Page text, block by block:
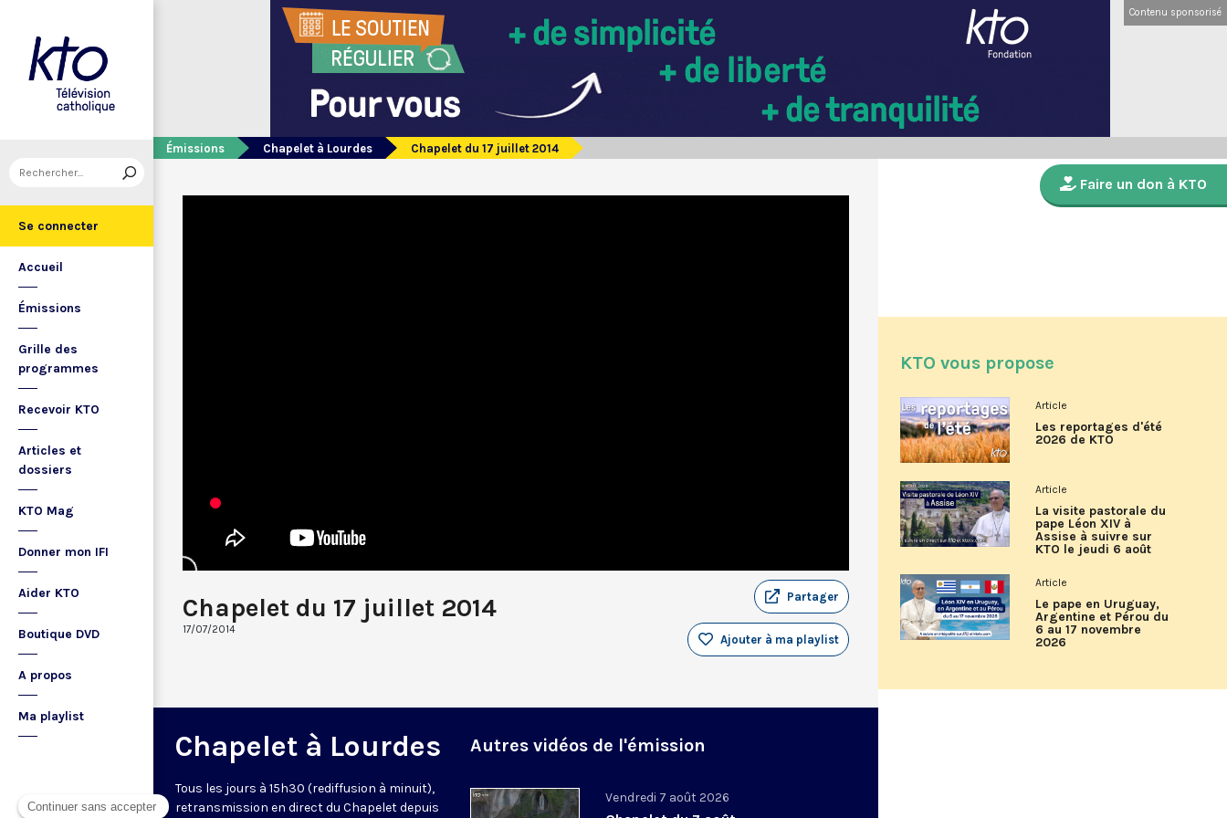
Se connecter
Accueil
Émissions
Grille des
programmes
Recevoir KTO
Articles et
dossiers
KTO Mag
Donner mon IFI
Aider KTO
Boutique DVD
A propos
Ma playlist
Contenu sponsorisé
Émissions Chapelet à Lourdes Chapelet du 17 juillet 2014
Chapelet du 17 juillet 2014
17/07/2014
Partager
Ajouter à ma playlist
Chapelet à Lourdes
Tous les jours à 15h30 (rediffusion à minuit),
retransmission en direct du Chapelet depuis
Autres vidéos de l'émission
Vendredi 7 août 2026
Faire un don à KTO
KTO vous propose
Article
Les reportages d'été
2026 de KTO
Article
La visite pastorale du
pape Léon XIV à
Assise à suivre sur
KTO le jeudi 6 août
Article
Le pape en Uruguay,
Argentine et Pérou du
6 au 17 novembre
2026